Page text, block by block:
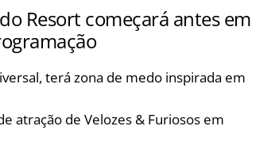
Resort começará antes em
pela primeira vez e prepara decorações
terá zona de medo inspirada em
atração de Velozes & Furiosos em